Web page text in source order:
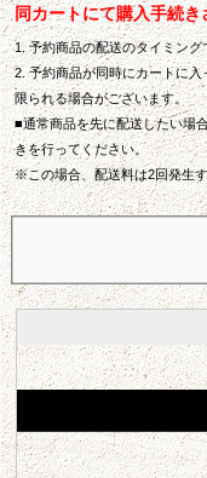
同カートにて購入手続き
1. 予約商品の配送のタイミン
2. 予約商品が同時にカートに
限られる場合がございます。
■通常商品を先に配送したい場
きを行ってください。
※この場合、配送料は2回発生